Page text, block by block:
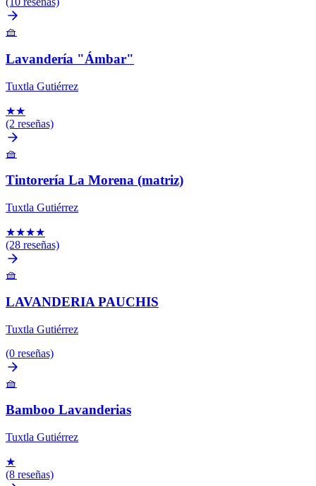
🧺
Lavandería "Ámbar"
Tuxtla Gutiérrez
★★
(2 reseñas)
🧺
Tintorería La Morena (matriz)
Tuxtla Gutiérrez
★★★★
(28 reseñas)
🧺
LAVANDERIA PAUCHIS
Tuxtla Gutiérrez
(0 reseñas)
🧺
Bamboo Lavanderias
Tuxtla Gutiérrez
★
(8 reseñas)